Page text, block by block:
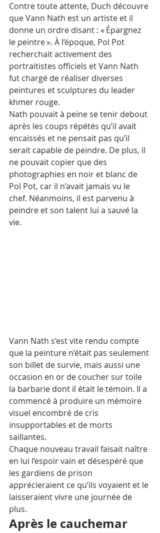
Contre toute attente, Duch découvre
que Vann Nath est un artiste et il
donne un ordre disant : « Épargnez
le peintre ». À l’époque, Pol Pot
recherchait activement des
portraitistes officiels et Vann Nath
fut chargé de réaliser diverses
peintures et sculptures du leader
khmer rouge.
Nath pouvait à peine se tenir debout
après les coups répétés qu’il avait
encaissés et ne pensait pas qu’il
serait capable de peindre. De plus, il
ne pouvait copier que des
photographies en noir et blanc de
Pol Pot, car il n’avait jamais vu le
chef. Néanmoins, il est parvenu à
peindre et son talent lui a sauvé la
vie.
Vann Nath s’est vite rendu compte
que la peinture n’était pas seulement
son billet de survie, mais aussi une
occasion en or de coucher sur toile
la barbarie dont il était le témoin. Il a
commencé à produire un mémoire
visuel encombré de cris
insupportables et de morts
saillantes.
Chaque nouveau travail faisait naître
en lui l’espoir vain et désespéré que
les gardiens de prison
apprécieraient ce qu’ils voyaient et le
laisseraient vivre une journée de
plus.
Après le cauchemar